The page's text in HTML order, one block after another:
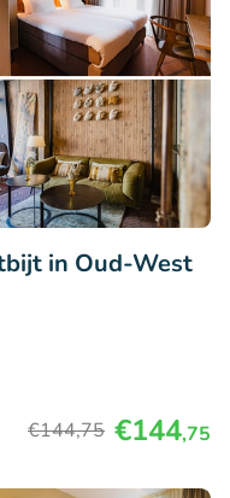
in Oud-West
€144,75 €144,75